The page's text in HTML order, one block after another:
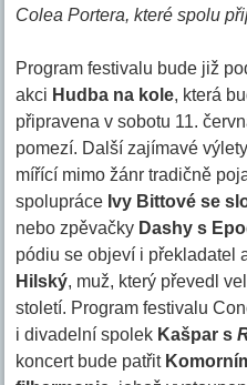
Colea Portera, které spolu
Program festivalu bude již
akci Hudba na kole, která
připravena v sobotu 11.
pomezí. Další zajímavé
mířící mimo žánr tradičně
spolupráce Ivy Bittové se
nebo zpěvačky Dashy s
pódiu se objeví i překladatel
Hilský, muž, který převedl
století. Program festivalu
i divadelní spolek Kašpar s
koncert bude patřit